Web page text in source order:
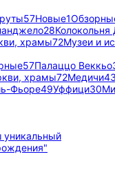
57Новые1
28Колокольня
храмы72Музеи и
57Палаццо Веккьо
храмы72Медичи
Фьоре49Уффици30